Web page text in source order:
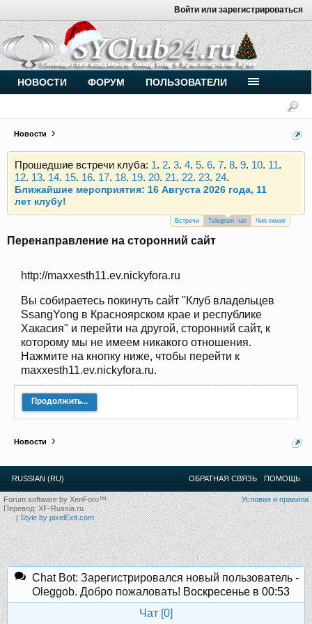
Войти или зарегистрироваться
Новости
Внимание, новые участники нашего клуба!
Основное общение происходит вTelegram-чате.
Присоединяйтесь.
Чип-тюнинг (прошивка) дизелей от
Vahmurka
12.13.14.15.16.17.18.19.20.21.22.23.24.
Ближайшие мероприятия: 16 Августа 2026 года, 11
лет клубу!
Внимание, новые участники нашего клуба!
Основное общение происходит вTelegram-чате.
Чип-тюнинг (прошивка) дизелей от
Прошедшие встречи клуба: 5. 8. 10
12.13.14 .15. 16.17.18.19.20. 21.22 .23.24.
Ближайшие мероприятия: 16 Августа 2026 года, 11
лет клубу!
Встречи Telegram чат Чип-тюниг
Перенаправление на сторонний сайт
http://maxxesth11.ev.nickyfora.ru
Вы собираетесь покинуть сайт "Клуб владельцев
SsangYong в Красноярском крае и республике
Хакасия" и перейти на другой, сторонний сайт, к
которому мы не имеем никакого отношения.
Нажмите на кнопку ниже, чтобы перейти к
maxxesth11.ev.nickyfora.ru.
Продолжить...
Новости
НОВОСТИ ФОРУМ ПОЛЬЗОВАТЕЛИ
RUSSIAN (RU) ОБРАТНАЯ СВЯЗЬ ПОМОЩЬ
Условия и правила
Forum software by XenForo™
Перевод:XF-Russia.ru
|Style by pixelExit.com
Chat Bot: Зарегистрировался новый пользователь -
Oleggob. Добро пожаловать! Воскресенье в 00:53
Чат [0]